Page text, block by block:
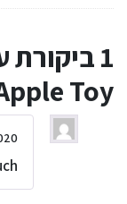
Apple Toy